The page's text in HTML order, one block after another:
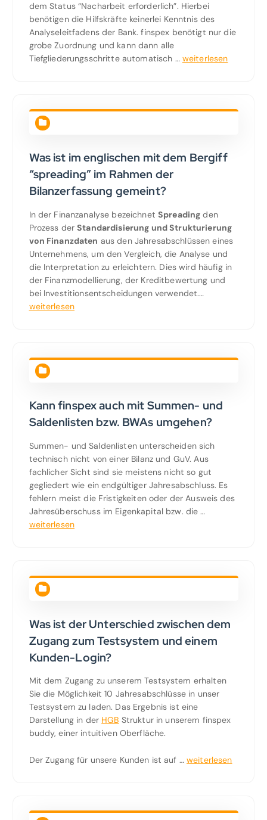
dem Status “Nacharbeit erforderlich”. Hierbei
benötigen die Hilfskräfte keinerlei Kenntnis des
Analyseleitfadens der Bank. finspex benötigt nur die
grobe Zuordnung und kann dann alle
Tiefgliederungsschritte automatisch … weiterlesen
Was ist im englischen mit dem Bergiff
“spreading” im Rahmen der
Bilanzerfassung gemeint?
In der Finanzanalyse bezeichnetSpreading den
Prozess derStandardisierung und Strukturierung
von Finanzdaten aus den Jahresabschlüssen eines
Unternehmens, um den Vergleich, die Analyse und
die Interpretation zu erleichtern. Dies wird häufig in
der Finanzmodellierung, der Kreditbewertung und
bei Investitionsentscheidungen verwendet.…
weiterlesen
Kann finspex auch mit Summen- und
Saldenlisten bzw. BWAs umgehen?
Summen- und Saldenlisten unterscheiden sich
technisch nicht von einer Bilanz und GuV. Aus
fachlicher Sicht sind sie meistens nicht so gut
gegliedert wie ein endgültiger Jahresabschluss. Es
fehlern meist die Fristigkeiten oder der Ausweis des
Jahresüberschuss im Eigenkapital bzw. die …
weiterlesen
Was ist der Unterschied zwischen dem
Zugang zum Testsystem und einem
Kunden-Login?
Mit dem Zugang zu unserem Testsystem erhalten
Sie die Möglichkeit 10 Jahresabschlüsse in unser
Testsystem zu laden. Das Ergebnis ist eine
Darstellung in der HGB Struktur in unserem finspex
buddy, einer intuitiven Oberfläche.
Der Zugang für unsere Kunden ist auf … weiterlesen